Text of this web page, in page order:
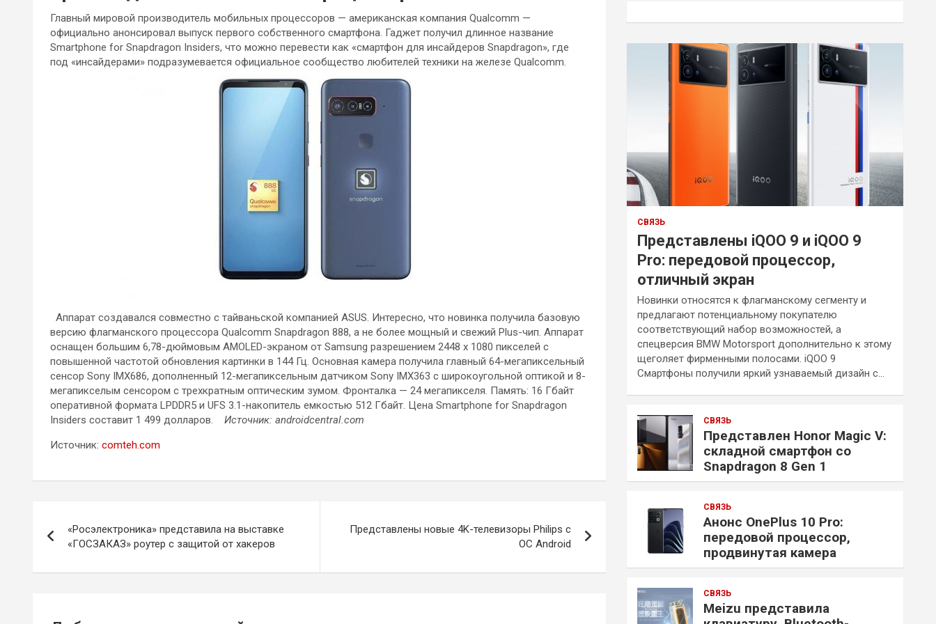
Главный мировой производитель мобильных процессоров — американская компания Qualcomm —
официально анонсировал выпуск первого собственного смартфона. Гаджет получил длинное название
Smartphone for Snapdragon Insiders, что можно перевести как «смартфон для инсайдеров Snapdragon», где
под «инсайдерами» подразумевается официальное сообщество любителей техники на железе Qualcomm.
Аппарат создавался совместно с тайваньской компанией ASUS. Интересно, что новинка получила базовую
версию флагманского процессора Qualcomm Snapdragon 888, а не более мощный и свежий Plus-чип. Аппарат
оснащен большим 6,78-дюймовым AMOLED-экраном от Samsung разрешением 2448 x 1080 пикселей с
повышенной частотой обновления картинки в 144 Гц. Основная камера получила главный 64-мегапиксельный
сенсор Sony IMX686, дополненный 12-мегапиксельным датчиком Sony IMX363 с широкоугольной оптикой и 8-
мегапикселым сенсором с трехкратным оптическим зумом. Фронталка — 24 мегапикселя. Память: 16 Гбайт
оперативной формата LPDDR5 и UFS 3.1-накопитель емкостью 512 Гбайт. Цена Smartphone for Snapdragon
Insiders составит 1 499 долларов. Источник: androidcentral.com
Источник: comteh.com
по
записям
«Росэлектроника» представила на выставке
«ГОСЗАКАЗ» роутер с защитой от хакеров
Представлены новые 4K-телевизоры Philips с
ОС Android
СВЯЗЬ
Представлены iQOO 9 и iQOO 9
Pro: передовой процессор,
отличный экран
Новинки относятся к флагманскому сегменту и
предлагают потенциальному покупателю
соответствующий набор возможностей, а
спецверсия BMW Motorsport дополнительно к этому
щеголяет фирменными полосами. iQOO 9
Смартфоны получили яркий узнаваемый дизайн с…
СВЯЗЬ
Представлен Honor Magic V:
складной смартфон со
Snapdragon 8 Gen 1
СВЯЗЬ
Анонс OnePlus 10 Pro:
передовой процессор,
продвинутая камера
СВЯЗЬ
Meizu представила